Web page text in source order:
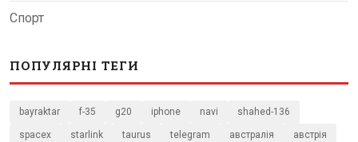
Спорт
ПОПУЛЯРНІ ТЕГИ
bayraktar f-35 g20 iphone navi shahed-136
spacex starlink taurus telegram австралія австрія